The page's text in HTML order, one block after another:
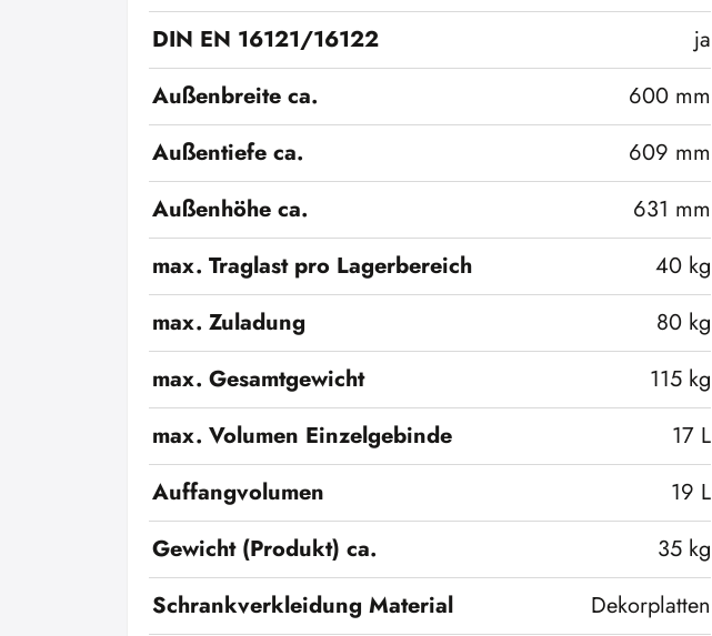
DIN EN 16121/16122
ja
Außenbreite ca.
600 mm
Außentiefe ca.
609 mm
Außenhöhe ca.
631 mm
max. Traglast pro Lagerbereich
40 kg
max. Zuladung
80 kg
max. Gesamtgewicht
115 kg
max. Volumen Einzelgebinde
17 L
Auffangvolumen
19 L
Gewicht (Produkt) ca.
35 kg
Schrankverkleidung Material
Dekorplatten